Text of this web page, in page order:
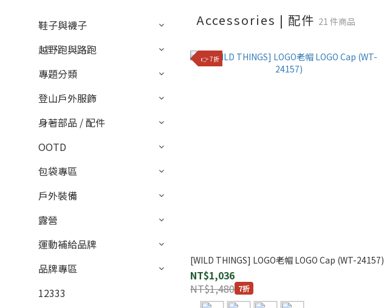
鞋子與襪子
越野跑與路跑
專題分類
登山戶外服飾
身著部品 / 配件
OOTD
包袋專區
戶外裝備
露營
運動補給品牌
品牌專區
12333
Accessories | 配件 21 件商品
👉 7折
[WILD THINGS] LOGO老帽 LOGO Cap (WT-24157)
NT$1,036
NT$1,480 7折